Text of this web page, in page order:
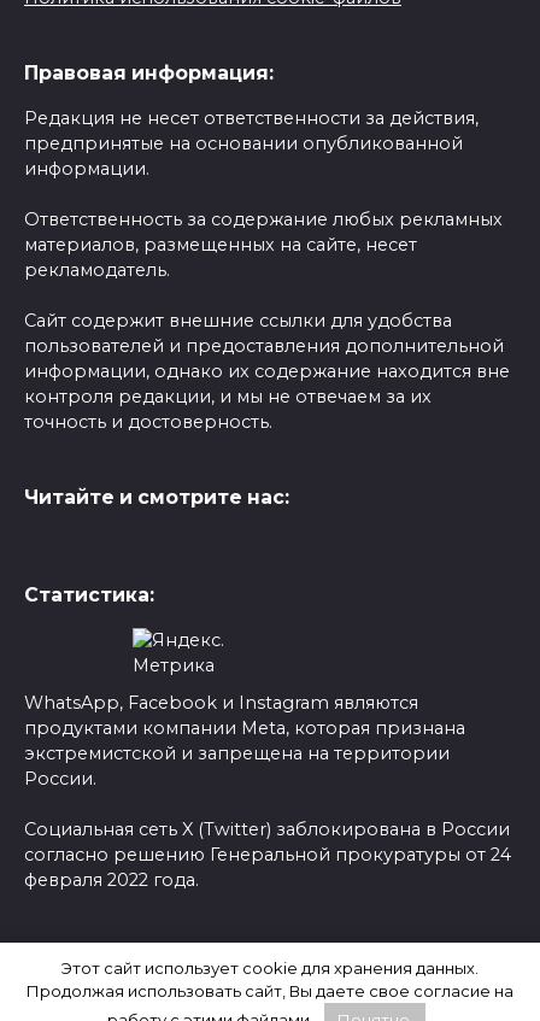
Правовая информация:
Редакция не несет ответственности за действия,
предпринятые на основании опубликованной
информации.
Ответственность за содержание любых рекламных
материалов, размещенных на сайте, несет
рекламодатель.
Сайт содержит внешние ссылки для удобства
пользователей и предоставления дополнительной
информации, однако их содержание находится вне
контроля редакции, и мы не отвечаем за их
точность и достоверность.
Читайте и смотрите нас:
Статистика:
WhatsApp, Facebook и Instagram являются
продуктами компании Meta, которая признана
экстремистской и запрещена на территории
России.
Социальная сеть X (Twitter) заблокирована в России
согласно решению Генеральной прокуратуры от 24
февраля 2022 года.
Последние новости России
Этот сайт использует cookie для хранения данных.
Продолжая использовать сайт, Вы даете свое согласие на